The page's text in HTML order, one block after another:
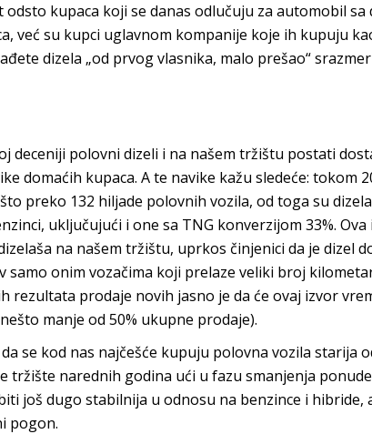
kupaca koji se danas odlučuju za automobil sa
već su kupci uglavnom kompanije koje ih kupuju
dizela „od prvog vlasnika, malo prešao“
deceniji polovni dizeli i na našem tržištu postati
domaćih kupaca. A te navike kažu sledeće: tokom
preko 132 hiljade polovnih vozila, od toga su
uključujući i one sa TNG konverzijom 33%.
na našem tržištu, uprkos činjenici da je dizel
samo onim vozačima koji prelaze veliki broj
rezultata prodaje novih jasno je da će ovaj izvor
manje od 50% ukupne prodaje).
se kod nas najčešće kupuju polovna vozila starija
tržište narednih godina ući u fazu smanjenja
još dugo stabilnija u odnosu na benzince i hibride,
pogon.